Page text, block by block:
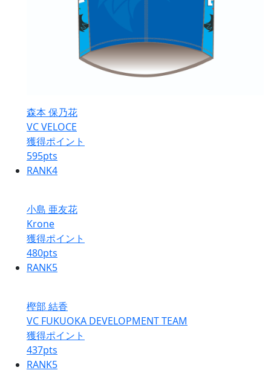
森本 保乃花
VC VELOCE
獲得ポイント
595pts
RANK4
小島 亜友花
Krone
獲得ポイント
480pts
RANK5
樫部 結香
VC FUKUOKA DEVELOPMENT TEAM
獲得ポイント
437pts
RANK5